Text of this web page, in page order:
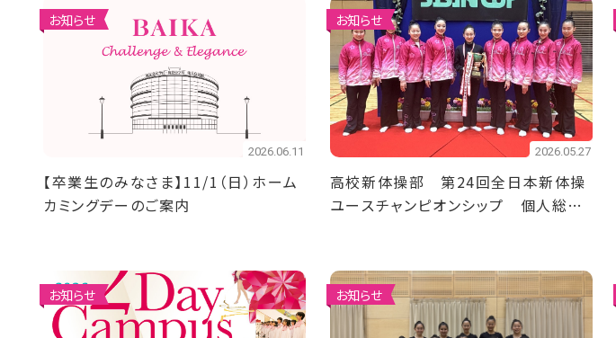
お知らせ
2026.06.11
【卒業生のみなさま】11/1（日）ホーム
カミングデーのご案内
お知らせ
2026.05.27
高校新体操部 第24回全日本新体操
ユースチャンピオンシップ 個人総合
お知らせ お知らせ